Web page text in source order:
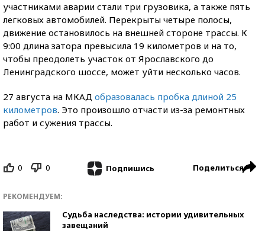
участниками аварии стали три грузовика, а также пять
легковых автомобилей. Перекрыты четыре полосы,
движение остановилось на внешней стороне трассы. К
9:00 длина затора превысила 19 километров и на то,
чтобы преодолеть участок от Ярославского до
Ленинградского шоссе, может уйти несколько часов.
27 августа на МКАД образовалась пробка длиной 25
километров. Это произошло отчасти из-за ремонтных
работ и сужения трассы.
0 0 Подпишись Поделиться
РЕКОМЕНДУЕМ:
Судьба наследства: истории удивительных
завещаний